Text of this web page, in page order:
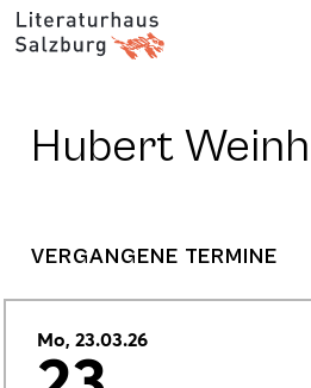
Hubert
VERGANGENE TERMINE
Mo, 23.03.26